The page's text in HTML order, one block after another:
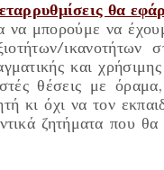
θα
να μπορούμε να
ικανοτήτων
και
θέσεις με
κι όχι να τον
ζητήματα που θα